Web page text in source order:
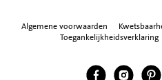
Algemene voorwaarden
Toegankelijkheidsverklaring
Volg ons
Jumbo Facebook
Jumbo